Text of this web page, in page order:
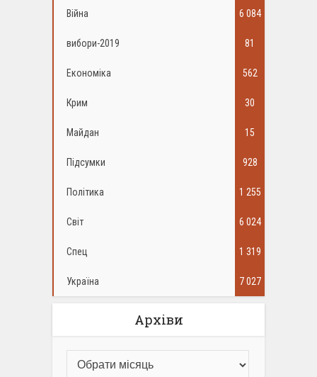
Війна 6 084
вибори-2019 81
Економіка 562
Крим 30
Майдан 15
Підсумки 928
Політика 1 255
Світ 6 024
Спец 1 319
Україна 7 027
Архіви